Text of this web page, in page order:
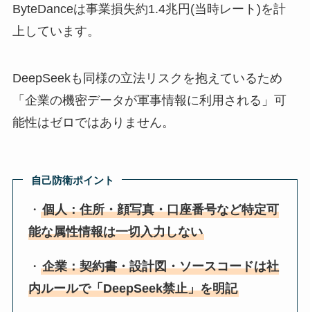
ByteDanceは事業損失約1.4兆円(当時レート)を計
上しています。
DeepSeekも同様の立法リスクを抱えているため
「企業の機密データが軍事情報に利用される」可
能性はゼロではありません。
自己防衛ポイント
・個人：住所・顔写真・口座番号など特定可
能な属性情報は一切入力しない
・企業：契約書・設計図・ソースコードは社
内ルールで「DeepSeek禁止」を明記